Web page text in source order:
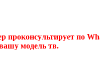
проконсультирует по
модель тв.